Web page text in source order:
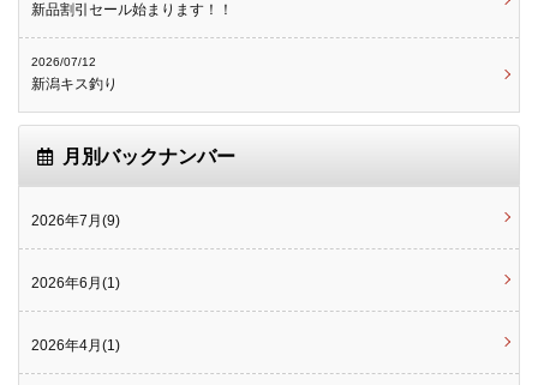
新品割引セール始まります！！
2026/07/12
新潟キス釣り
月別バックナンバー
2026年7月(9)
2026年6月(1)
2026年4月(1)